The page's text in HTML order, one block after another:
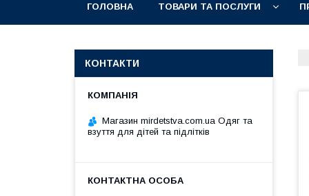
ГОЛОВНА ТОВАРИ ТА ПОСЛУГИ
КОНТАКТИ
Магазин mirdetstva.com.ua Одяг та
взуття для дітей та підлітків